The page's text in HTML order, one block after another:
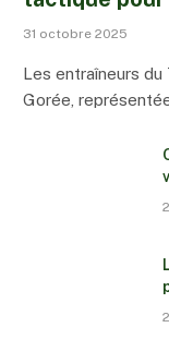
31 octobre 2025
Les entraîneurs du
Gorée,